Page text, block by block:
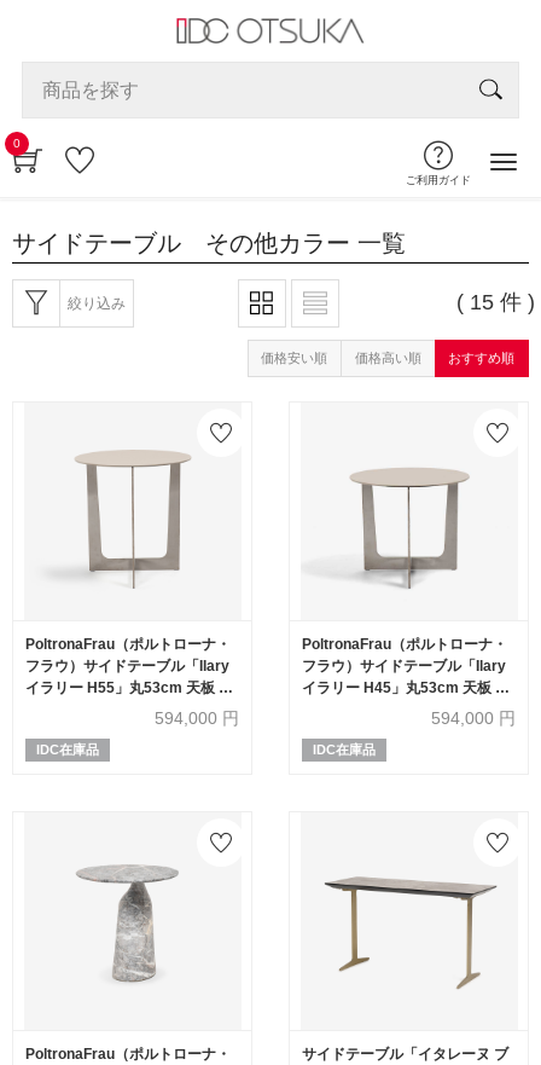
0
ご利用ガイド
サイドテーブル その他カラー 一覧
絞り込み ( 15 件 )
価格安い順 価格高い順 おすすめ順
PoltronaFrau（ポルトローナ・
フラウ）サイドテーブル「Ilary
イラリー H55」丸53cm 天板 革
594,000 円
IDC在庫品
PoltronaFrau（ポルトローナ・
フラウ）サイドテーブル「Ilary
イラリー H45」丸53cm 天板 革
594,000 円
IDC在庫品
PoltronaFrau（ポルトローナ・
サイドテーブル「イタレーヌ ブ